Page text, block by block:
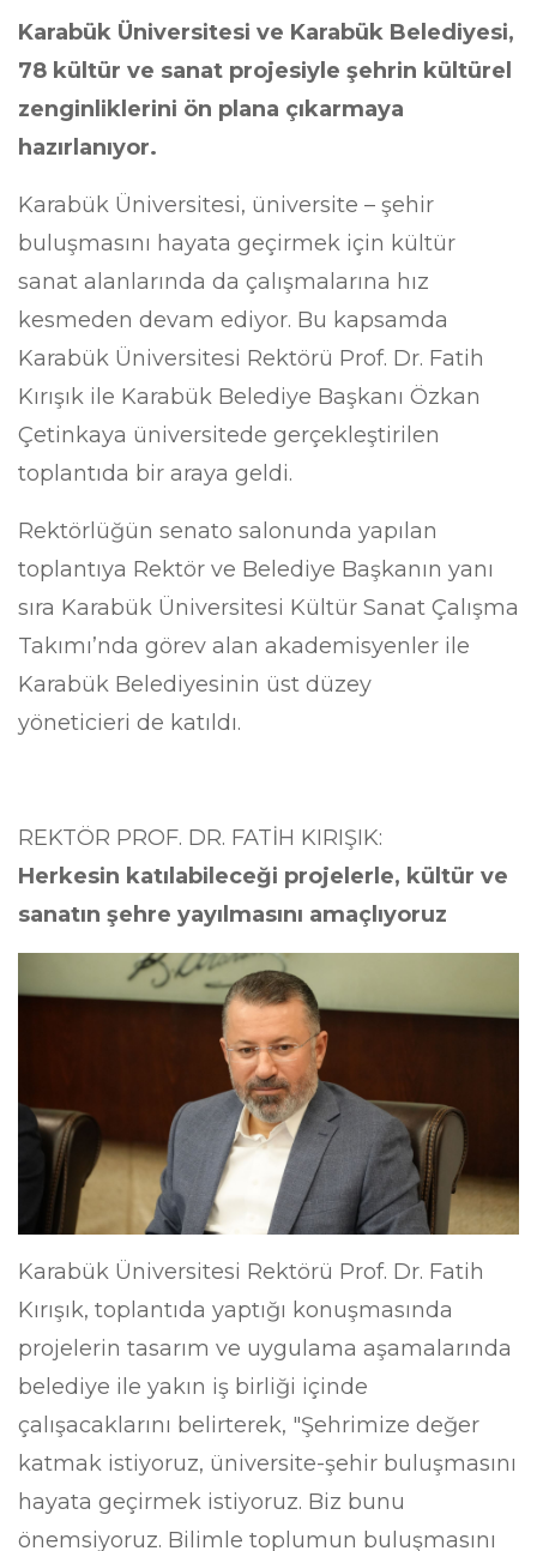
Karabük Üniversitesi ve Karabük Belediyesi,
78 kültür ve sanat projesiyle şehrin kültürel
zenginliklerini ön plana çıkarmaya
hazırlanıyor.
Karabük Üniversitesi, üniversite – şehir
buluşmasını hayata geçirmek için kültür
sanat alanlarında da çalışmalarına hız
kesmeden devam ediyor. Bu kapsamda
Karabük Üniversitesi Rektörü Prof. Dr. Fatih
Kırışık ile Karabük Belediye Başkanı Özkan
Çetinkaya üniversitede gerçekleştirilen
toplantıda bir araya geldi.
Rektörlüğün senato salonunda yapılan
toplantıya Rektör ve Belediye Başkanın yanı
sıra Karabük Üniversitesi Kültür Sanat Çalışma
Takımı’nda görev alan akademisyenler ile
Karabük Belediyesinin üst düzey
yöneticieri de katıldı.
REKTÖR PROF. DR. FATİH KIRIŞIK:
Herkesin katılabileceği projelerle, kültür ve
sanatın şehre yayılmasını amaçlıyoruz
Karabük Üniversitesi Rektörü Prof. Dr. Fatih
Kırışık, toplantıda yaptığı konuşmasında
projelerin tasarım ve uygulama aşamalarında
belediye ile yakın iş birliği içinde
çalışacaklarını belirterek, "Şehrimize değer
katmak istiyoruz, üniversite-şehir buluşmasını
hayata geçirmek istiyoruz. Biz bunu
önemsiyoruz. Bilimle toplumun buluşmasını